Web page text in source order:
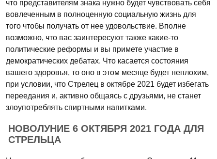
что представителям знака нужно будет чувствовать себя
вовлеченным в полноценную социальную жизнь для
того чтобы получать от нее удовольствие. Вполне
возможно, что вас заинтересуют также какие-то
политические реформы и вы примете участие в
демократических дебатах. Что касается состояния
вашего здоровья, то оно в этом месяце будет неплохим,
при условии, что Стрелец в октябре 2021 будет избегать
переедания и, активно общаясь с друзьями, не станет
злоупотреблять спиртными напитками.
НОВОЛУНИЕ 6 ОКТЯБРЯ 2021 ГОДА ДЛЯ
СТРЕЛЬЦА